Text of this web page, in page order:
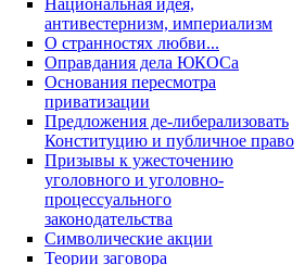
Национальная идея,
антивестернизм, империализм
О странностях любви...
Оправдания дела ЮКОСа
Основания пересмотра
приватизации
Предложения де-либерализовать
Конституцию и публичное право
Призывы к ужесточению
уголовного и уголовно-
процессуального
законодательства
Символические акции
Теории заговора